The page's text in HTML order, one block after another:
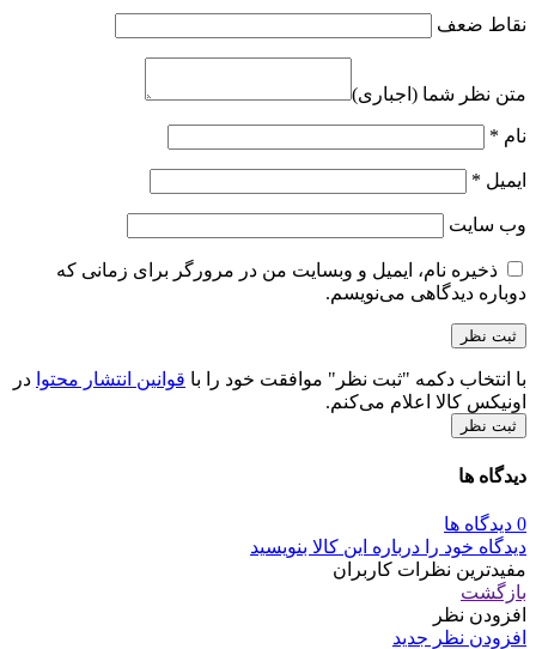
نقاط ضعف
متن نظر شما (اجباری)
نام *
ایمیل *
وب‌ سایت
ذخیره نام، ایمیل و وبسایت من در مرورگر برای زمانی که
دوباره دیدگاهی می‌نویسم.
با انتخاب دکمه "ثبت نظر" موافقت خود را با قوانین انتشار محتوا در
اونیکس کالا اعلام می‌کنم.
ثبت نظر
دیدگاه ها
0 دیدگاه ها
دیدگاه خود را درباره این کالا بنویسید
مفیدترین نظرات کاربران
بازگشت
افزودن نظر
افزودن نظر جدید